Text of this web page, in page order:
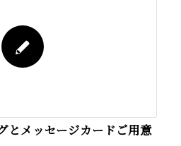
とメッセージカードご用意